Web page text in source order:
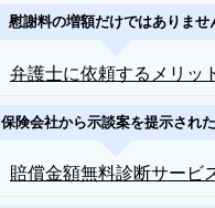
慰謝料の増額だけではありませ
弁護士に依頼するメリッ
保険会社から示談案を提示され
賠償金額無料診断サービ